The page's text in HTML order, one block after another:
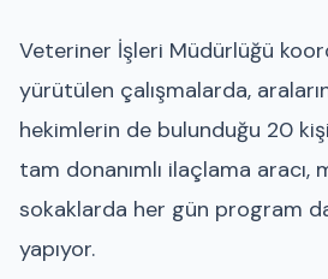
Veteriner İşleri Müdürlüğü
yürütülen çalışmalarda,
hekimlerin de bulunduğu 20
tam donanımlı ilaçlama aracı,
sokaklarda her gün program
yapıyor.